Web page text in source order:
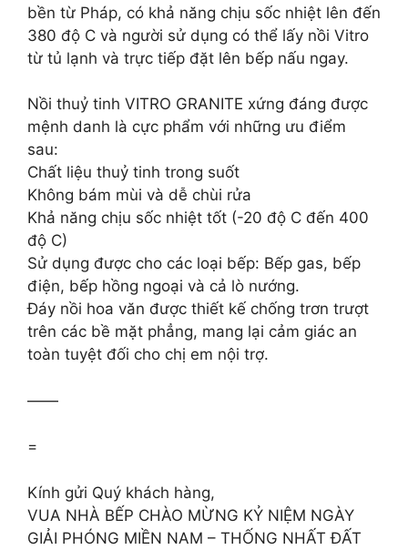
bền từ Pháp, có khả năng chịu sốc nhiệt lên đến
380 độ C và người sử dụng có thể lấy nồi Vitro
từ tủ lạnh và trực tiếp đặt lên bếp nấu ngay.
Nồi thuỷ tinh VITRO GRANITE xứng đáng được
mệnh danh là cực phẩm với những ưu điểm
sau:
Chất liệu thuỷ tinh trong suốt
Không bám mùi và dễ chùi rửa
Khả năng chịu sốc nhiệt tốt (-20 độ C đến 400
độ C)
Sử dụng được cho các loại bếp: Bếp gas, bếp
điện, bếp hồng ngoại và cả lò nướng.
Đáy nồi hoa văn được thiết kế chống trơn trượt
trên các bề mặt phẳng, mang lại cảm giác an
toàn tuyệt đối cho chị em nội trợ.
——
=
Kính gửi Quý khách hàng,
VUA NHÀ BẾP CHÀO MỪNG KỶ NIỆM NGÀY
GIẢI PHÓNG MIỀN NAM – THỐNG NHẤT ĐẤT